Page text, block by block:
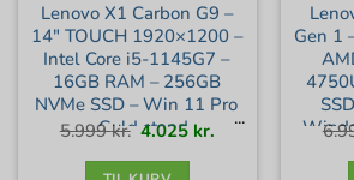
Lenovo X1 Carbon G9 –
14″ TOUCH 1920×1200 –
Intel Core i5-1145G7 –
16GB RAM – 256GB
NVMe SSD – Win 11 Pro
– Guld stand
5.999kr. Den
oprindelige
pris
4.025 kr. Den
Gen 1